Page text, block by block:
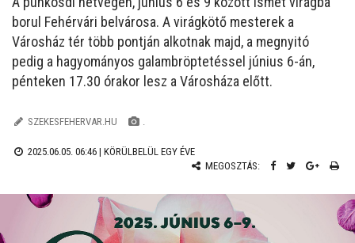
borul Fehérvári belvárosa. A virágkötő mesterek a
Városház tér több pontján alkotnak majd, a megnyitó
pedig a hagyományos galambröptetéssel június 6-án,
pénteken 17.30 órakor lesz a Városháza előtt.
SZEKESFEHERVAR.HU .
2025.06.05. 06:46 | KÖRÜLBELÜL EGY ÉVE
MEGOSZTÁS: